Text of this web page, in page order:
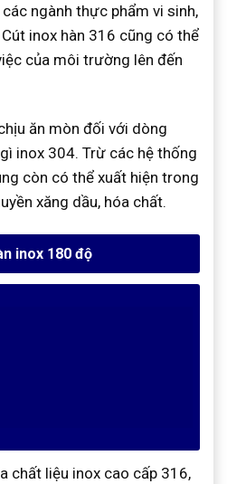
ngành thực phẩm vi sinh,
inox hàn 316 cũng có thể
của môi trường lên đến
ăn mòn đối với dòng
inox 304. Trừ các hệ thống
còn có thể xuất hiện trong
xăng dầu, hóa chất.
inox 180 độ
chất liệu inox cao cấp 316,